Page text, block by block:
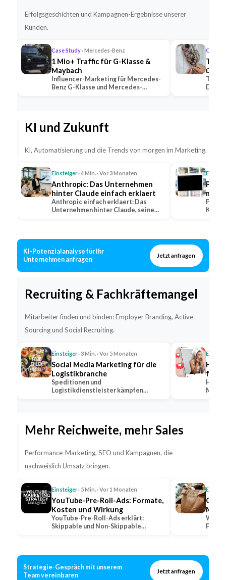
Erfolgsgeschichten und Kampagnen-Ergebnisse unserer
Kunden.
Case Study· Mercedes-Benz
1 Mio+ Traffic für G-Klasse &
Maybach
Influencer-Marketing für Mercedes-
Benz G-Klasse und Mercedes-
Case
KI und Zukunft
KI, Automatisierung und die Trends von morgen im Marketing.
Einsteiger· 4 Min. · Vor 3 Monaten
Anthropic: Das Unternehmen
hinter Claude einfach erklaert
Anthropic einfach erklaert: Das
Unternehmen hinter Claude, seine
mit
KI-
KI-Potenzialanalyse für Ihr
Unternehmen anfragen
Jetzt anfragen
Recruiting & Fachkräftemangel
Mitarbeiter finden und binden: Employer Branding, Active
Sourcing und Social Recruiting.
Einsteiger· 3 Min. · Vor 5 Monaten
Social Media Marketing für die
Logistikbranche
Speditionen und
Logistikdienstleister kämpfen
für
Mehr Reichweite, mehr Sales
Performance-Marketing, SEO und Kampagnen, die
nachweislich Umsatz bringen.
Einsteiger· 5 Min. · Vor 1 Monaten
YouTube-Pre-Roll-Ads: Formate,
Kosten und Wirkung
YouTube-Pre-Roll-Ads erklärt:
Skippable und Non-Skippable
Was
Fast-
Strategie-Gespräch mit unserem
Team vereinbaren
Jetzt anfragen